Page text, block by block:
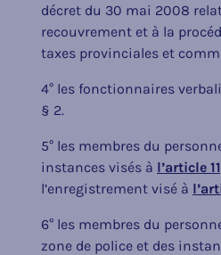
décret du 30 mai 2008
recouvrement et à la
taxes provinciales et
4° les fonctionnaires
§ 2.
5° les membres du
instances visés à l’article
l’enregistrement visé à
6° les membres du
zone de police et des